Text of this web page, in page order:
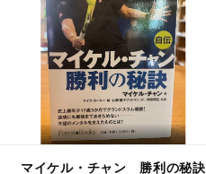
マイケル・チャン 勝利の秘訣